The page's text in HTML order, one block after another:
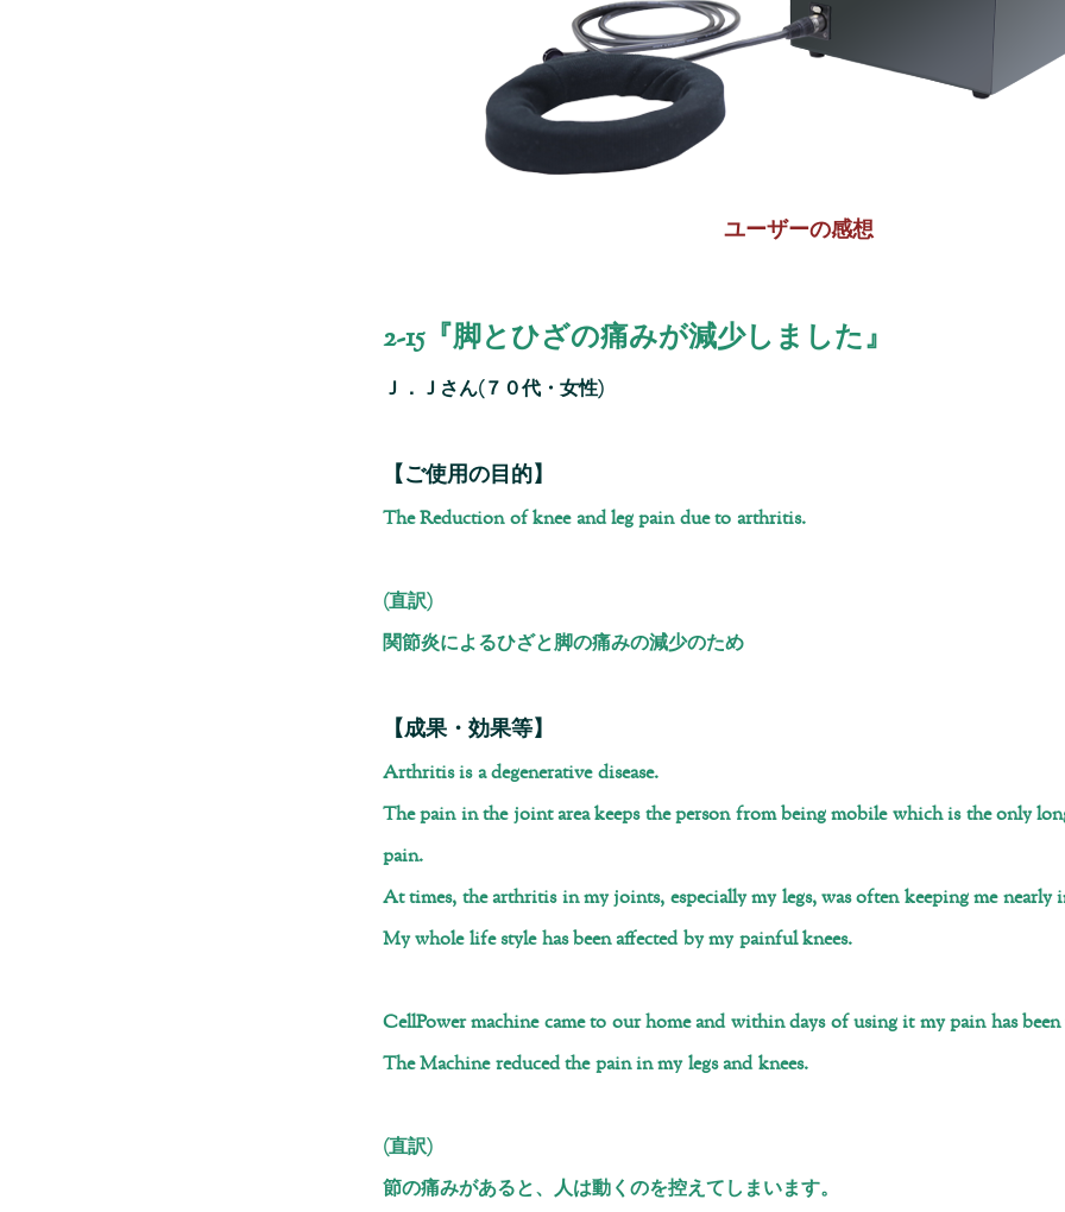
ユーザーの感想
2-15『脚とひざの痛みが減少しました』
Ｊ．Ｊさん(７０代・女性)
【ご使用の目的】
The Reduction of knee and leg pain due to arthritis.
(直訳)
関節炎によるひざと脚の痛みの減少のため
【成果・効果等】
Arthritis is a degenerative disease.
The pain in the joint area keeps the person from being mobile which is the only
pain.
At times, the arthritis in my joints, especially my legs, was often keeping me nearly
My whole life style has been affected by my painful knees.
CellPower machine came to our home and within days of using it my pain has been
The Machine reduced the pain in my legs and knees.
(直訳)
節の痛みがあると、人は動くのを控えてしまいます。